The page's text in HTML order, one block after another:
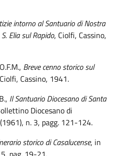
intorno al Santuario di Nostra
Elia sul Rapido, Ciolfi, Cassino,
Breve cenno storico sul
Cassino, 1941.
Il Santuario Diocesano di Santa
Diocesano di
n. 3, pagg. 121-124.
storico di Casalucense, in